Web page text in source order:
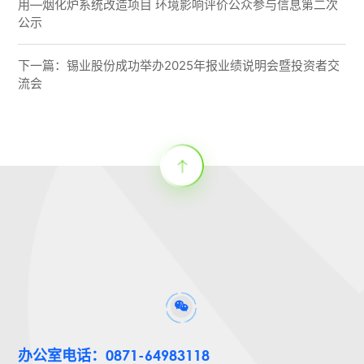
用—烟化炉系统改造项目 环境影响评价公众参与信息第二次
公示
下一篇：锡业股份成功举办2025年报业绩说明会暨投资者交
流会
办公室电话：0871-64983118